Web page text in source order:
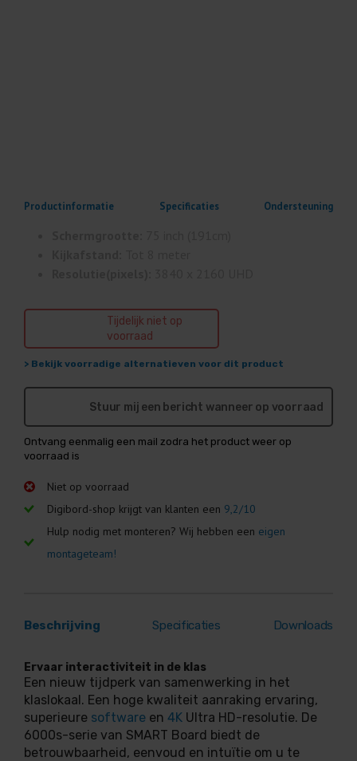
Productinformatie Specificaties Ondersteuning
Tijdelijk niet op
voorraad
> Bekijk voorradige alternatieven voor dit product
Stuur mij een bericht wanneer op voorraad
Ontvang eenmalig een mail zodra het product weer op
voorraad is
Niet op voorraad
Digibord-shop krijgt van klanten een 9,2/10
Hulp nodig met monteren? Wij hebben een eigen
montageteam!
Beschrijving Specificaties Downloads
Ervaar interactiviteit in de klas
Een nieuw tijdperk van samenwerking in het
klaslokaal. Een hoge kwaliteit aanraking ervaring,
superieure software en 4K Ultra HD-resolutie. De
6000s-serie van SMART Board biedt de
betrouwbaarheid, eenvoud en intuïtie om u te